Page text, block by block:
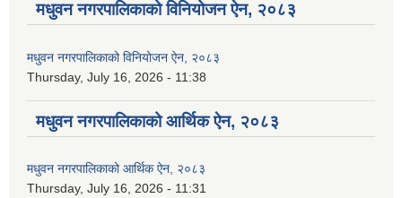
मधुवन नगरपालिकाको विनियोजन ऐन, २०८३
मधुवन नगरपालिकाको विनियोजन ऐन, २०८३
Thursday, July 16, 2026 - 11:38
मधुवन नगरपालिकाको आर्थिक ऐन, २०८३
मधुवन नगरपालिकाको आर्थिक ऐन, २०८३
Thursday, July 16, 2026 - 11:31